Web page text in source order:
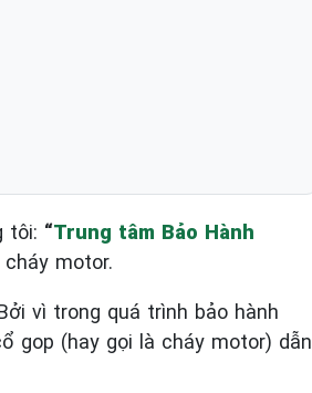
tôi: “Trung tâm Bảo Hành
motor.
vì trong quá trình bảo hành
gop (hay gọi là cháy motor) dẫn